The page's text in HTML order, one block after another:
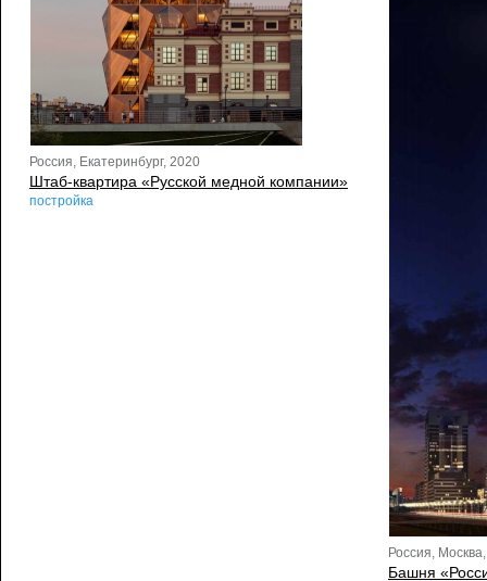
Россия, Екатеринбург, 2020
Штаб-квартира «Русской медной компании»
постройка
Россия,
Башня